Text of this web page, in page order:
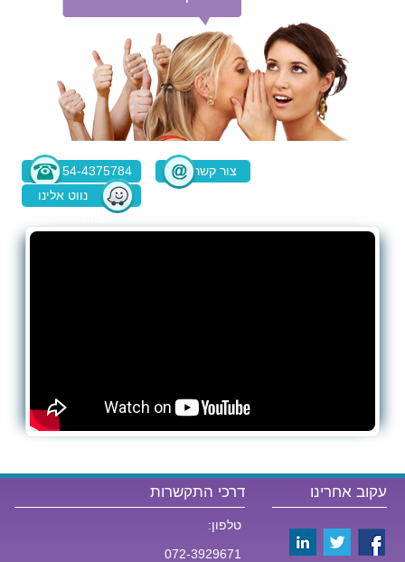
054-4375784
צור קשר
נווט אלינו
עקוב אחרינו דרכי התקשרות
טלפון:
072-3929671